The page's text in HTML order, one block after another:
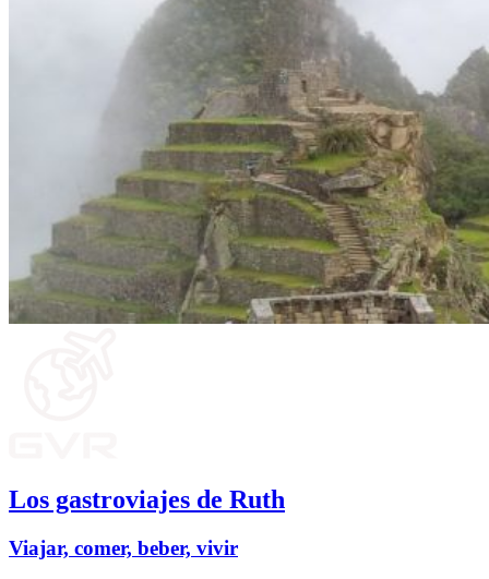
Los gastroviajes de Ruth
Viajar, comer, beber, vivir